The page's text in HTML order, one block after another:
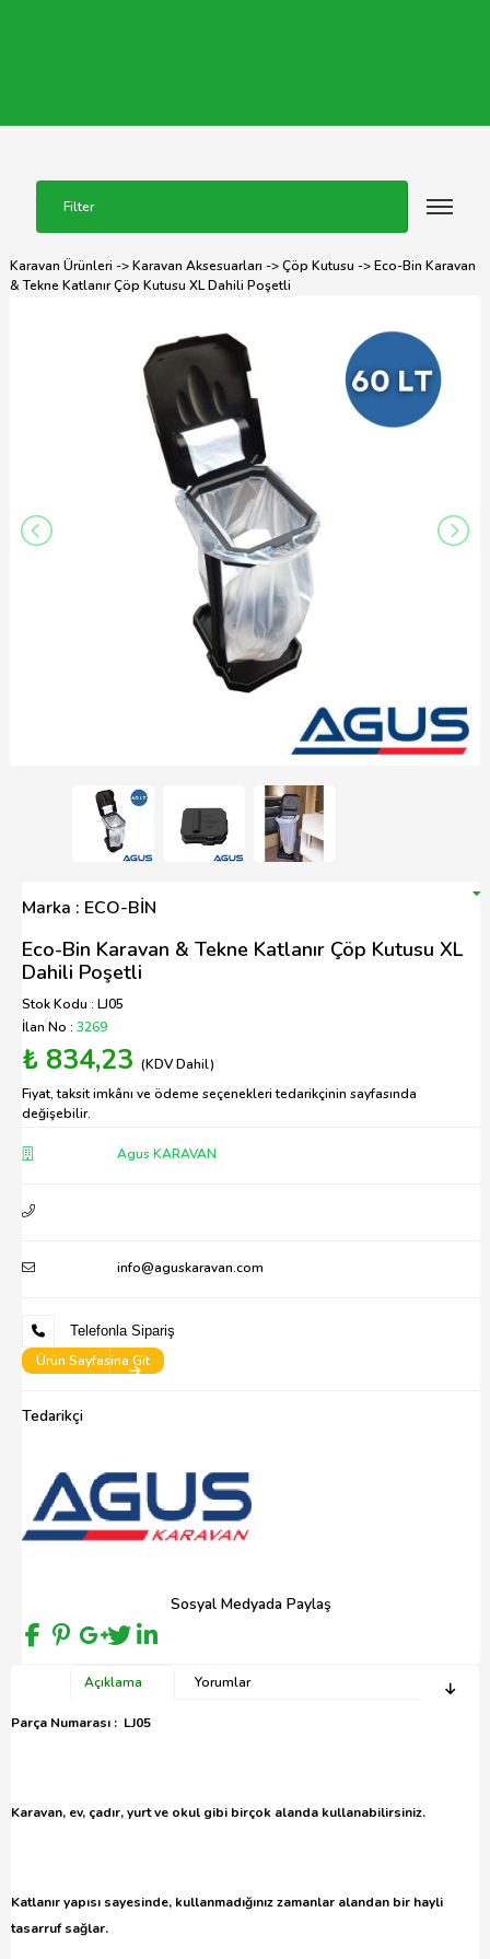
Filter
Karavan Ürünleri ->Karavan Aksesuarları ->Çöp Kutusu -> Eco-Bin Karavan
& Tekne Katlanır Çöp Kutusu XL Dahili Poşetli
Marka : ECO-BİN
Eco-Bin Karavan & Tekne Katlanır Çöp Kutusu XL
Dahili Poşetli
Stok Kodu : LJ05
İlan No : 3269
₺ 834,23 (KDV Dahil)
Fiyat, taksit imkânı ve ödeme seçenekleri tedarikçinin sayfasında
değişebilir.
Agus KARAVAN
info@aguskaravan.com
Telefonla Sipariş
Ürün Sayfasina Git
Tedarikçi
Sosyal Medyada Paylaş
Açıklama Yorumlar
Parça Numarası : LJ05
Karavan, ev, çadır, yurt ve okul gibi birçok alanda kullanabilirsiniz.
Katlanır yapısı sayesinde, kullanmadığınız zamanlar alandan bir hayli
tasarruf sağlar.